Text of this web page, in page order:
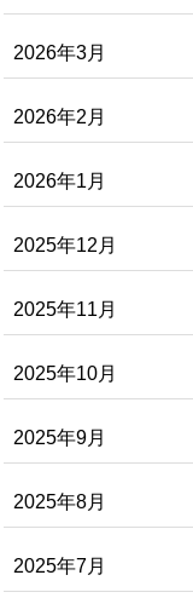
2026年3月
2026年2月
2026年1月
2025年12月
2025年11月
2025年10月
2025年9月
2025年8月
2025年7月